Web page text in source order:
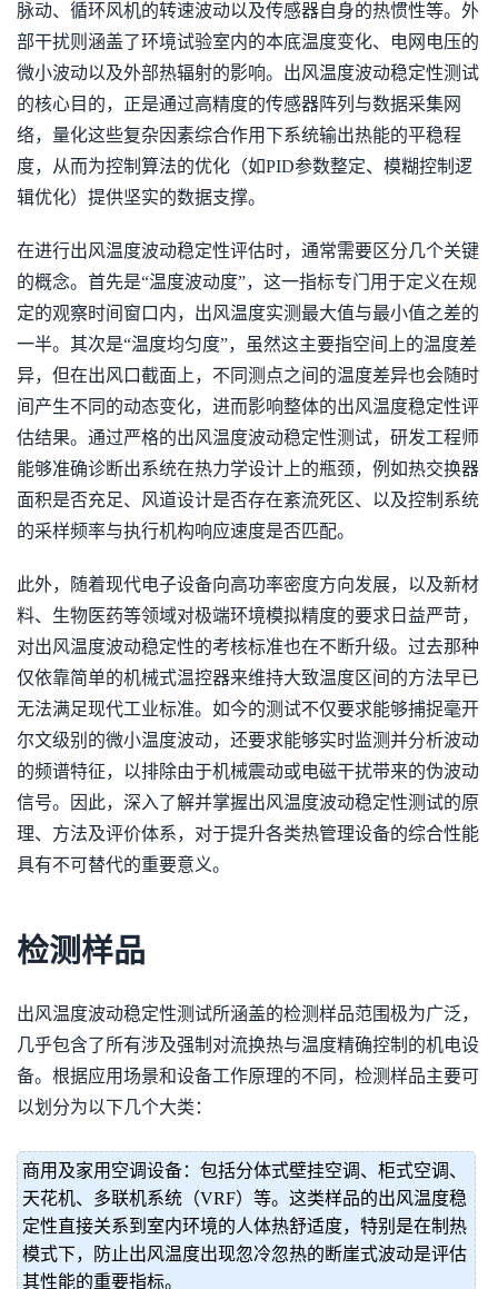
脉动、循环风机的转速波动以及传感器自身的热惯性等。外
部干扰则涵盖了环境试验室内的本底温度变化、电网电压的
微小波动以及外部热辐射的影响。出风温度波动稳定性测试
的核心目的，正是通过高精度的传感器阵列与数据采集网
络，量化这些复杂因素综合作用下系统输出热能的平稳程
度，从而为控制算法的优化（如PID参数整定、模糊控制逻
辑优化）提供坚实的数据支撑。
在进行出风温度波动稳定性评估时，通常需要区分几个关键
的概念。首先是“温度波动度”，这一指标专门用于定义在规
定的观察时间窗口内，出风温度实测最大值与最小值之差的
一半。其次是“温度均匀度”，虽然这主要指空间上的温度差
异，但在出风口截面上，不同测点之间的温度差异也会随时
间产生不同的动态变化，进而影响整体的出风温度稳定性评
估结果。通过严格的出风温度波动稳定性测试，研发工程师
能够准确诊断出系统在热力学设计上的瓶颈，例如热交换器
面积是否充足、风道设计是否存在紊流死区、以及控制系统
的采样频率与执行机构响应速度是否匹配。
此外，随着现代电子设备向高功率密度方向发展，以及新材
料、生物医药等领域对极端环境模拟精度的要求日益严苛，
对出风温度波动稳定性的考核标准也在不断升级。过去那种
仅依靠简单的机械式温控器来维持大致温度区间的方法早已
无法满足现代工业标准。如今的测试不仅要求能够捕捉毫开
尔文级别的微小温度波动，还要求能够实时监测并分析波动
的频谱特征，以排除由于机械震动或电磁干扰带来的伪波动
信号。因此，深入了解并掌握出风温度波动稳定性测试的原
理、方法及评价体系，对于提升各类热管理设备的综合性能
具有不可替代的重要意义。
检测样品
出风温度波动稳定性测试所涵盖的检测样品范围极为广泛，
几乎包含了所有涉及强制对流换热与温度精确控制的机电设
备。根据应用场景和设备工作原理的不同，检测样品主要可
以划分为以下几个大类：
商用及家用空调设备：包括分体式壁挂空调、柜式空调、
天花机、多联机系统（VRF）等。这类样品的出风温度稳
定性直接关系到室内环境的人体热舒适度，特别是在制热
模式下，防止出风温度出现忽冷忽热的断崖式波动是评估
其性能的重要指标。